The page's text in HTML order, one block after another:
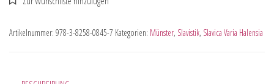
Artikelnummer: 978-3-8258-0845-7 Kategorien: Münster, Slavistik, Slavica Varia Halensia